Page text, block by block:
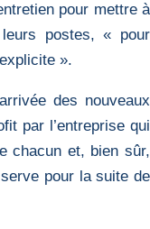
pour mettre à
postes, « pour
».
des nouveaux
par l’entreprise qui
chacun et, bien sûr,
pour la suite de